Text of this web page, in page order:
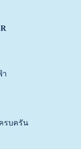
า
รบครัน